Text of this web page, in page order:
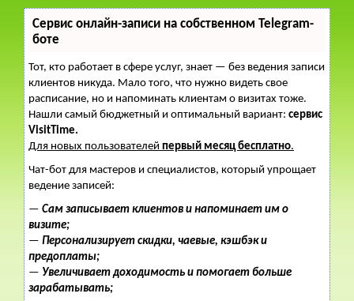
Сервис онлайн-записи на собственном Telegram-
боте
Тот, кто работает в сфере услуг, знает — без ведения записи
клиентов никуда. Мало того, что нужно видеть свое
расписание, но и напоминать клиентам о визитах тоже.
Нашли самый бюджетный и оптимальный вариант: сервис
VisitTime.
Для новых пользователей первый месяц бесплатно.
Чат-бот для мастеров и специалистов, который упрощает
ведение записей:
— Сам записывает клиентов и напоминает им о
визите;
— Персонализирует скидки, чаевые, кэшбэк и
предоплаты;
— Увеличивает доходимость и помогает больше
зарабатывать;